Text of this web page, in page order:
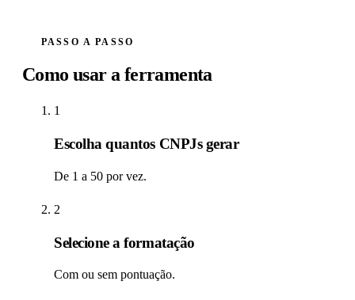
PASSO A PASSO
Como usar a ferramenta
1
Escolha quantos CNPJs gerar
De 1 a 50 por vez.
2
Selecione a formatação
Com ou sem pontuação.